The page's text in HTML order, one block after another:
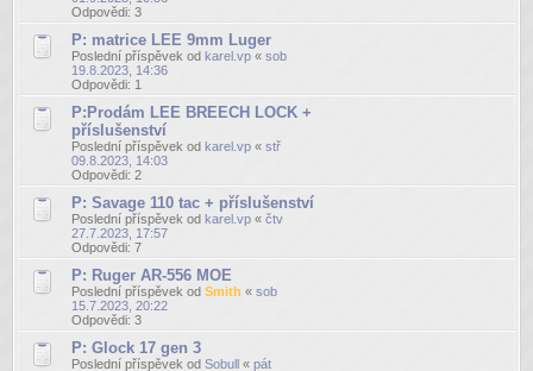
Odpovědi: 3
P: matrice LEE 9mm Luger
Poslední příspěvek od karel.vp « sob
19.8.2023, 14:36
Odpovědi: 1
P:Prodám LEE BREECH LOCK +
příslušenství
Poslední příspěvek od karel.vp « stř
09.8.2023, 14:03
Odpovědi: 2
P: Savage 110 tac + příslušenství
Poslední příspěvek od karel.vp « čtv
27.7.2023, 17:57
Odpovědi: 7
P: Ruger AR-556 MOE
Poslední příspěvek od Smith « sob
15.7.2023, 20:22
Odpovědi: 3
P: Glock 17 gen 3
Poslední příspěvek od Sobull « pát